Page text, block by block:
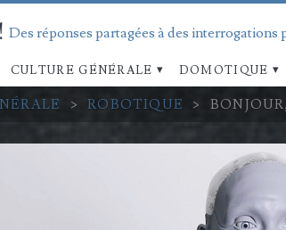
Des réponses partagées à des interrogations
CULTURE GÉNÉRALE DOMOTIQUE
> ROBOTIQUE >